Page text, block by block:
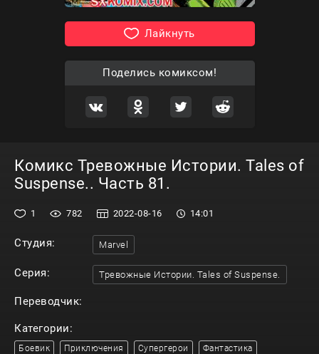
Лайкнуть
Поделись комиксом!
Комикс Тревожные Истории. Tales of
Suspense.. Часть 81.
1 782 2022-08-16 14:01
Студия: Marvel
Серия: Тревожные Истории. Tales of Suspense.
Переводчик:
Категории:
Боевик Приключения Супергерои Фантастика